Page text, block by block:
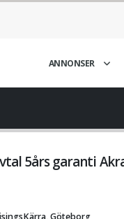
ANNONSER
5års garanti
Göteborg